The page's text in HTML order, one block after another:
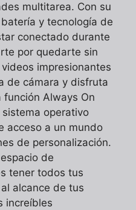
multitarea. Con su
y tecnología de
conectado durante
por quedarte sin
impresionantes
de cámara y disfruta
Always On
sistema operativo
acceso a un mundo
de personalización.
de
tener todos tus
alcance de tus
increíbles